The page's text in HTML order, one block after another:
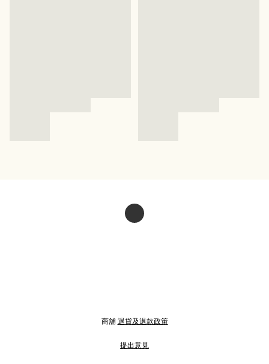
商舖 退貨及退款政策
提出意見